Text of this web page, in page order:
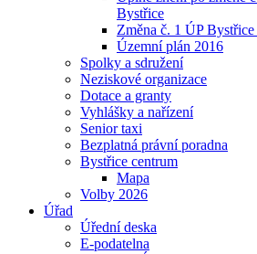
Bystřice
Změna č. 1 ÚP
Územní plán 2016
Spolky a sdružení
Neziskové organizace
Dotace a granty
Vyhlášky a nařízení
Senior taxi
Bezplatná právní poradna
Bystřice centrum
Mapa
Volby 2026
Úřad
Úřední deska
E-podatelna